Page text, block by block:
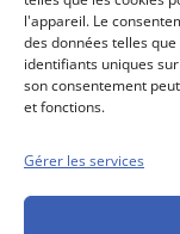
l'appareil. Le
des données telles
identifiants uniques
son consentement
et fonctions.
Gérer les services
Conseils boursiers